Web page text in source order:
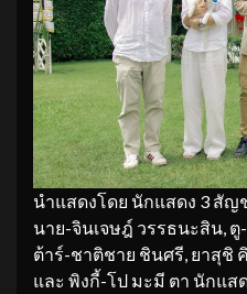
นำแสดงโดย นักแสดง 3 สัญ
นาย-จินเจษฎ์ วรรธนะสิน,
ต้าร์-ชาติชาย ชินศรี, ยาสุชิ
และ พิงกี้-โป มะมี ตา นักแส